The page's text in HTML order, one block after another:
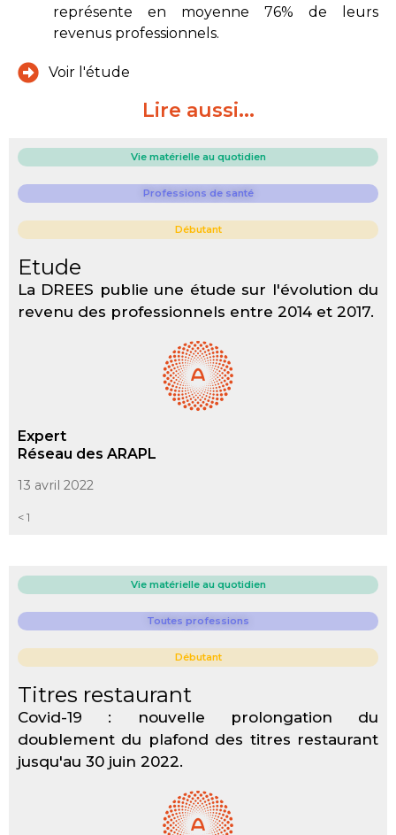
représente en moyenne 76% de leurs
revenus professionnels.
Voir l'étude
Lire aussi...
Vie matérielle au quotidien
Professions de santé
Débutant
Etude
La DREES publie une étude sur l'évolution du
revenu des professionnels entre 2014 et 2017.
Expert
Réseau des ARAPL
13 avril 2022
< 1
Vie matérielle au quotidien
Toutes professions
Débutant
Titres restaurant
Covid-19 : nouvelle prolongation du
doublement du plafond des titres restaurant
jusqu'au 30 juin 2022.